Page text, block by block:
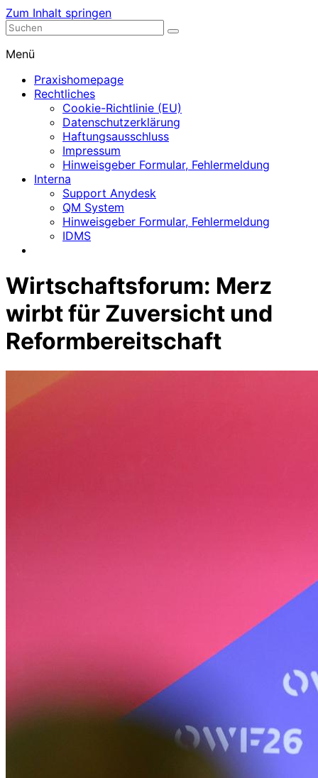
Zum Inhalt springen
Nephrologische Praxis mit Dialyse
Menü
Praxishomepage
Rechtliches
Cookie-Richtlinie (EU)
Datenschutzerklärung
Haftungsausschluss
Impressum
Hinweisgeber Formular, Fehlermeldung
Interna
Support Anydesk
QM System
Hinweisgeber Formular, Fehlermeldung
IDMS
Wirtschaftsforum: Merz
wirbt für Zuversicht und
Reformbereitschaft